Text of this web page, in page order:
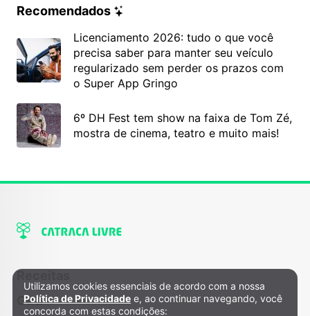
Recomendados
Licenciamento 2026: tudo o que você
precisa saber para manter seu veículo
regularizado sem perder os prazos com
o Super App Gringo
6º DH Fest tem show na faixa de Tom Zé,
mostra de cinema, teatro e muito mais!
Receitas
Gira
Política de Privacidade e Cookies
Utilizamos cookies essenciais de acordo com a nossa
Política de Privacidade e, ao continuar navegando, você
concorda com estas condições: